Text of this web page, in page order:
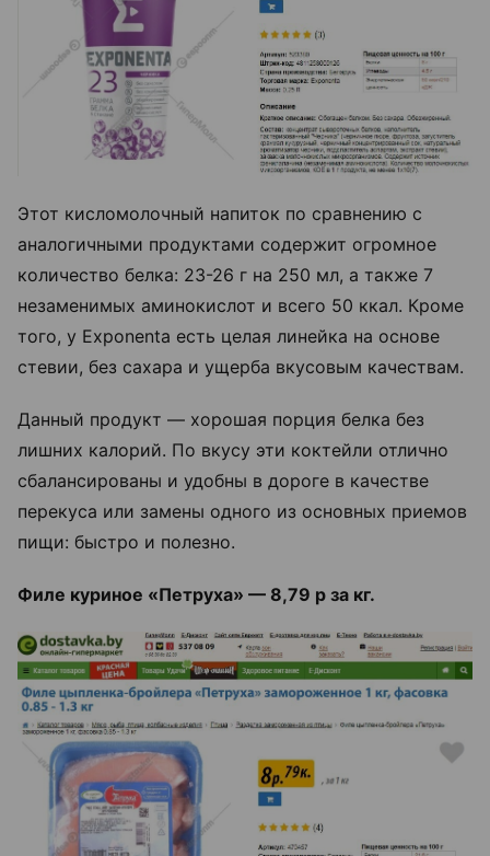
Этот кисломолочный напиток по сравнению с
аналогичными продуктами содержит огромное
количество белка: 23-26 г на 250 мл, а также 7
незаменимых аминокислот и всего 50 ккал. Кроме
того, у Exponenta есть целая линейка на основе
стевии, без сахара и ущерба вкусовым качествам.
Данный продукт — хорошая порция белка без
лишних калорий. По вкусу эти коктейли отлично
сбалансированы и удобны в дороге в качестве
перекуса или замены одного из основных приемов
пищи: быстро и полезно.
Филе куриное «Петруха» — 8,79 р за кг.